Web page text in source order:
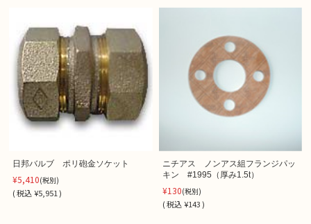
日邦バルブ ポリ砲金ソケット
¥5,410(税別)
(税込¥5,951 )
ニチアス ノンアス組フランジパッ
キン #1995（厚み1.5t）
¥130(税別)
(税込 ¥143 )